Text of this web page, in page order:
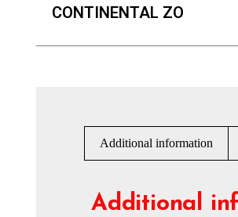
CONTINENTAL ZO
Additional information
Additional